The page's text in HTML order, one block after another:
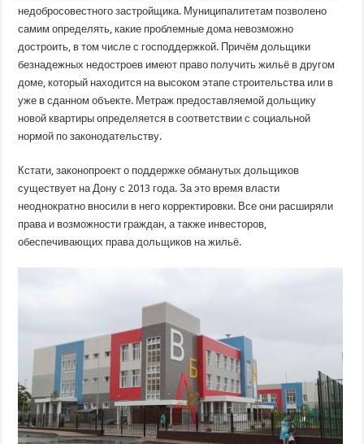
недобросовестного застройщика. Муниципалитетам позволено
самим определять, какие проблемные дома невозможно
достроить, в том числе с господдержкой. Причём дольщики
безнадежных недостроев имеют право получить жильё в другом
доме, который находится на высоком этапе строительства или в
уже в сданном объекте. Метраж предоставляемой дольщику
новой квартиры определяется в соответствии с социальной
нормой по законодательству.
Кстати, законопроект о поддержке обманутых дольщиков
существует на Дону с 2013 года. За это время власти
неоднократно вносили в него корректировки. Все они расширяли
права и возможности граждан, а также инвесторов,
обеспечивающих права дольщиков на жильё.